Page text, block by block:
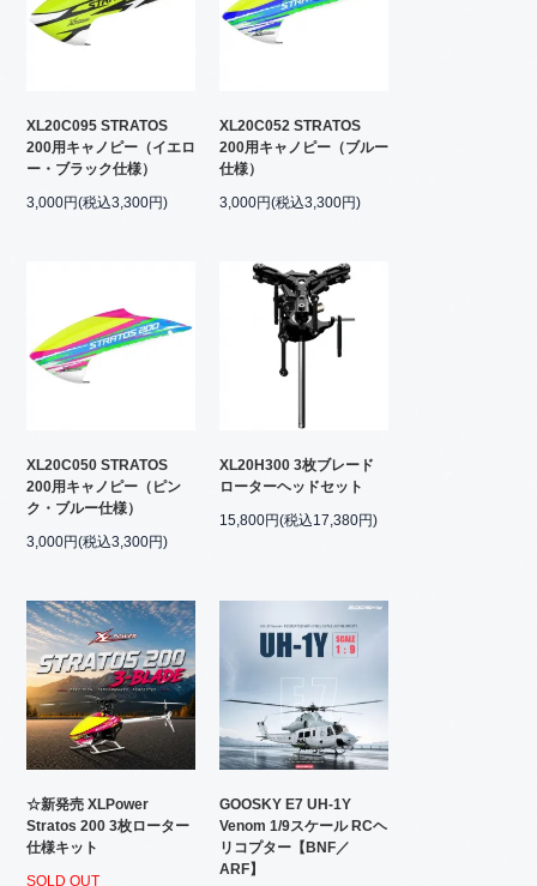
XL20C095 STRATOS
200用キャノピー（イエロ
ー・ブラック仕様）
3,000円(税込3,300円)
XL20C052 STRATOS
200用キャノピー（ブルー
仕様）
3,000円(税込3,300円)
XL20C050 STRATOS
200用キャノピー（ピン
ク・ブルー仕様）
3,000円(税込3,300円)
XL20H300 3枚ブレード
ローターヘッドセット
15,800円(税込17,380円)
☆新発売 XLPower
Stratos 200 3枚ローター
仕様キット
SOLD OUT
GOOSKY E7 UH-1Y
Venom 1/9スケール RCヘ
リコプター【BNF／
ARF】